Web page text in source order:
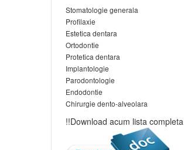
Stomatologie generala
Profilaxie
Estetica dentara
Ortodontie
Protetica dentara
Implantologie
Parodontologie
Endodontie
Chirurgie dento-alveolara
!!Download acum lista